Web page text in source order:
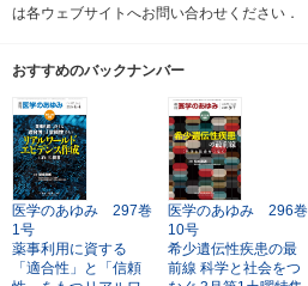
は各ウェブサイトへお問い合わせください．
おすすめのバックナンバー
医学のあゆみ 297巻
1号
薬事利用に資する
「適合性」と「信頼
医学のあゆみ 296巻
10号
希少遺伝性疾患の最
前線 科学と社会をつ